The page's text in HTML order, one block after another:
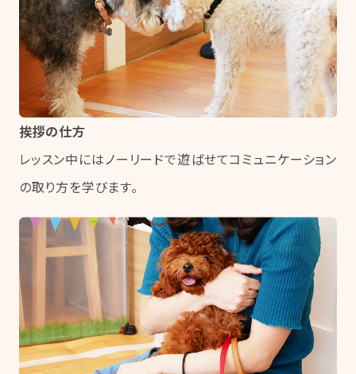
挨拶の仕方
レッスン中にはノーリードで遊ばせてコミュニケーション
の取り方を学びます。